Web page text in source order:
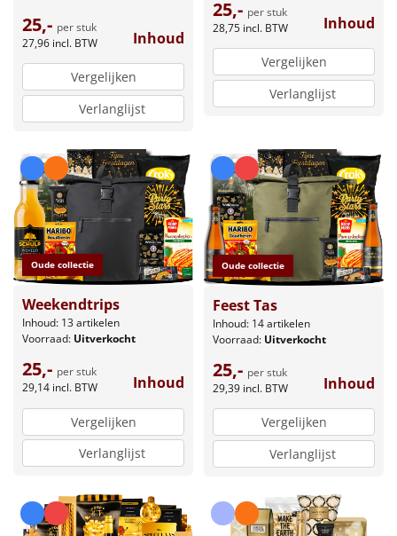
25,- per stuk
27,96 incl. BTW Inhoud
Vergelijken
Verlanglijst
25,- per stuk
28,75 incl. BTW Inhoud
Vergelijken
Verlanglijst
Oude collectie
Weekendtrips
Inhoud: 13 artikelen
Voorraad: Uitverkocht
25,- per stuk
29,14 incl. BTW Inhoud
Vergelijken
Verlanglijst
Oude collectie
Feest Tas
Inhoud: 14 artikelen
Voorraad: Uitverkocht
25,- per stuk
29,39 incl. BTW Inhoud
Vergelijken
Verlanglijst